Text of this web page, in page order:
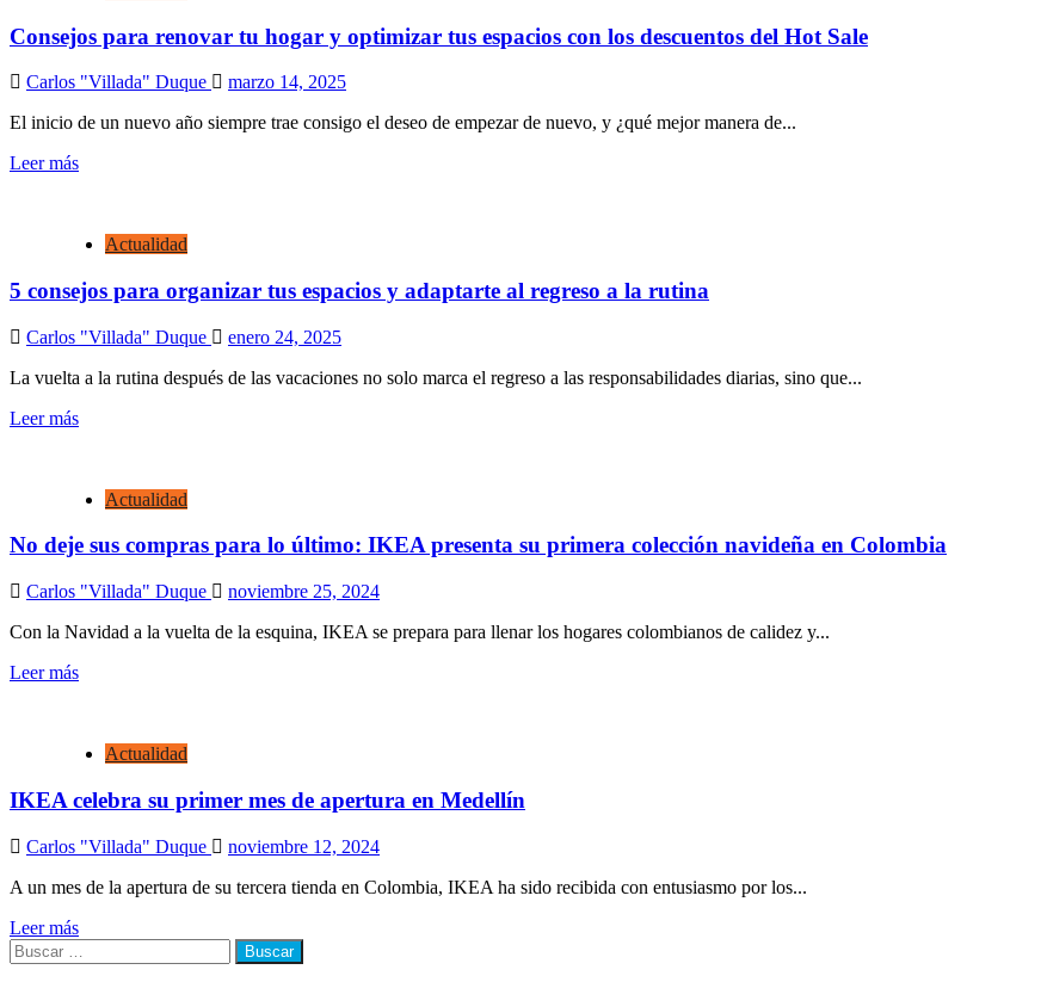
Consejos para renovar tu hogar y optimizar tus espacios con los descuentos del Hot Sale
Carlos "Villada" Duque
marzo 14, 2025
El inicio de un nuevo año siempre trae consigo el deseo de empezar de nuevo, y ¿qué mejor manera de...
Leer más
Actualidad
5 consejos para organizar tus espacios y adaptarte al regreso a la rutina
Carlos "Villada" Duque
enero 24, 2025
La vuelta a la rutina después de las vacaciones no solo marca el regreso a las responsabilidades diarias, sino que...
Leer más
Actualidad
No deje sus compras para lo último: IKEA presenta su primera colección navideña en Colombia
Carlos "Villada" Duque
noviembre 25, 2024
Con la Navidad a la vuelta de la esquina, IKEA se prepara para llenar los hogares colombianos de calidez y...
Leer más
Actualidad
IKEA celebra su primer mes de apertura en Medellín
Carlos "Villada" Duque
noviembre 12, 2024
A un mes de la apertura de su tercera tienda en Colombia, IKEA ha sido recibida con entusiasmo por los...
Leer más
Buscar: